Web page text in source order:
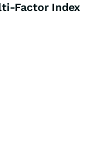
Factor Index